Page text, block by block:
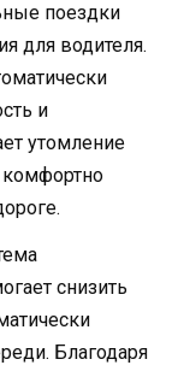
поездки
для водителя.
и
утомление
комфортно
снизить
Благодаря